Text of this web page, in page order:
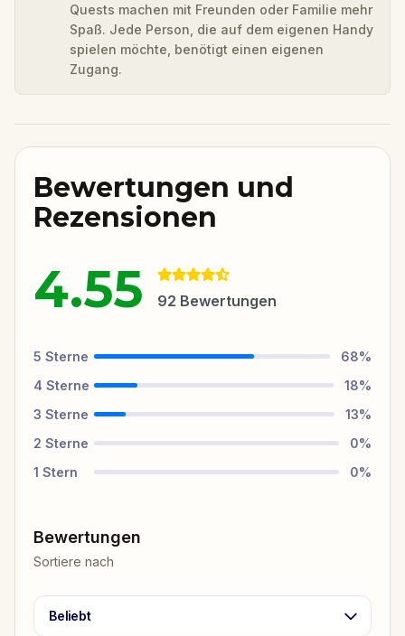
Quests machen mit Freunden oder Familie mehr
Spaß. Jede Person, die auf dem eigenen Handy
spielen möchte, benötigt einen eigenen
Zugang.
Bewertungen und
Rezensionen
4.55 92 Bewertungen
5 Sterne 68%
4 Sterne 18%
3 Sterne 13%
2 Sterne 0%
1 Stern 0%
Bewertungen
Sortiere nach
Beliebt